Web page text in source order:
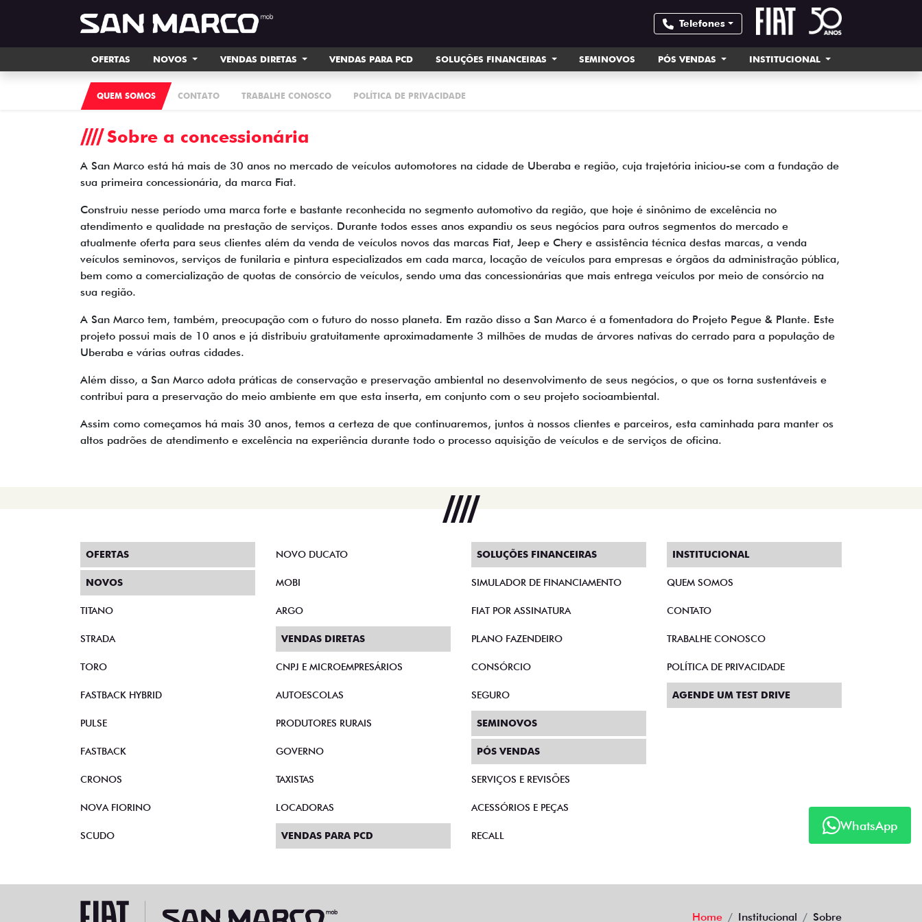
Telefones
OFERTAS NOVOS VENDAS DIRETAS VENDAS PARA PCD SOLUÇÕES FINANCEIRAS SEMINOVOS PÓS VENDAS INSTITUCIONAL
QUEM SOMOS CONTATO TRABALHE CONOSCO POLÍTICA DE PRIVACIDADE
Sobre a concessionária
A San Marco está há mais de 30 anos no mercado de veículos automotores na cidade de Uberaba e região, cuja trajetória iniciou-se com a fundação de
sua primeira concessionária, da marca Fiat.
Construiu nesse período uma marca forte e bastante reconhecida no segmento automotivo da região, que hoje é sinônimo de excelência no
atendimento e qualidade na prestação de serviços. Durante todos esses anos expandiu os seus negócios para outros segmentos do mercado e
atualmente oferta para seus clientes além da venda de veículos novos das marcas Fiat, Jeep e Chery e assistência técnica destas marcas, a venda
veículos seminovos, serviços de funilaria e pintura especializados em cada marca, locação de veículos para empresas e órgãos da administração pública,
bem como a comercialização de quotas de consórcio de veículos, sendo uma das concessionárias que mais entrega veículos por meio de consórcio na
sua região.
A San Marco tem, também, preocupação com o futuro do nosso planeta. Em razão disso a San Marco é a fomentadora do Projeto Pegue & Plante. Este
projeto possui mais de 10 anos e já distribuiu gratuitamente aproximadamente 3 milhões de mudas de árvores nativas do cerrado para a população de
Uberaba e várias outras cidades.
Além disso, a San Marco adota práticas de conservação e preservação ambiental no desenvolvimento de seus negócios, o que os torna sustentáveis e
contribui para a preservação do meio ambiente em que esta inserta, em conjunto com o seu projeto socioambiental.
Assim como começamos há mais 30 anos, temos a certeza de que continuaremos, juntos à nossos clientes e parceiros, esta caminhada para manter os
altos padrões de atendimento e excelência na experiência durante todo o processo aquisição de veículos e de serviços de oficina.
WhatsApp
OFERTAS
NOVOS
TITANO
STRADA
TORO
FASTBACK HYBRID
PULSE
FASTBACK
CRONOS
NOVA FIORINO
SCUDO
NOVO DUCATO
MOBI
ARGO
VENDAS DIRETAS
CNPJ E MICROEMPRESÁRIOS
AUTOESCOLAS
PRODUTORES RURAIS
GOVERNO
TAXISTAS
LOCADORAS
VENDAS PARA PCD
SOLUÇÕES FINANCEIRAS
SIMULADOR DE FINANCIAMENTO
FIAT POR ASSINATURA
PLANO FAZENDEIRO
CONSÓRCIO
SEGURO
SEMINOVOS
PÓS VENDAS
SERVIÇOS E REVISÕES
ACESSÓRIOS E PEÇAS
RECALL
INSTITUCIONAL
QUEM SOMOS
CONTATO
TRABALHE CONOSCO
POLÍTICA DE PRIVACIDADE
AGENDE UM TEST DRIVE
Home Institucional Sobre